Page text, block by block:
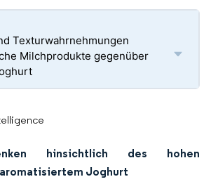
Texturwahrnehmungen
Milchprodukte gegenüber
hinsichtlich des hohen
Joghurt